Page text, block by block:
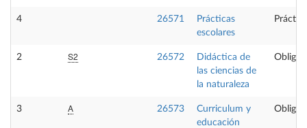
4 26571
Prácticas
escolares
2 S2 26572
Didáctica de
las ciencias de
la naturaleza
3 A 26573
Curriculum y
educación